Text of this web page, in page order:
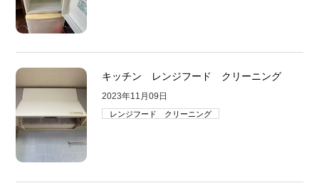
キッチン レンジフード クリーニング
2023年11月09日
レンジフード クリーニング